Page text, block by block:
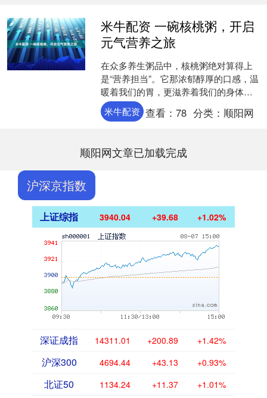
米牛配资 一碗核桃粥，开启
元气营养之旅
在众多养生粥品中，核桃粥绝对算得上
是“营养担当”。它那浓郁醇厚的口感，温
暖着我们的胃，更滋养着我们的身体。
今天咱们就来好好聊聊核桃粥的那些营
养秘密。 健脑益智，....
米牛配资 查看：78 分类： 顺阳网
顺阳网文章已加载完成
沪深京指数
上证综指 3940.04 +39.68 +1.02%
深证成指 14311.01 +200.89 +1.42%
沪深300 4694.44 +43.13 +0.93%
北证50 1134.24 +11.37 +1.01%